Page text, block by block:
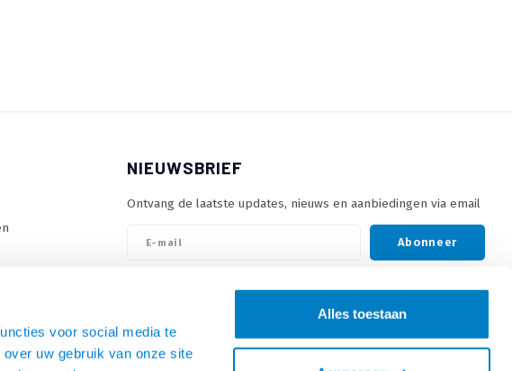
voor social media te
uw gebruik van onze site
Alles toestaan
NIEUWSBRIEF
Ontvang de laatste updates, nieuws en aanbiedingen via email
Abonneer